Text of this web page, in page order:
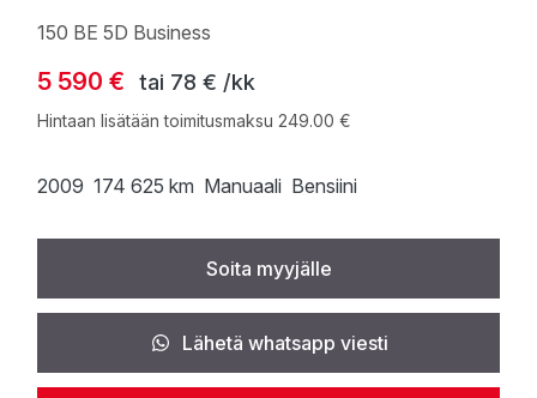
150 BE 5D Business
5 590 € tai 78 € /kk
Hintaan lisätään toimitusmaksu 249.00 €
2009 174 625 km Manuaali Bensiini
Soita myyjälle
Lähetä whatsapp viesti